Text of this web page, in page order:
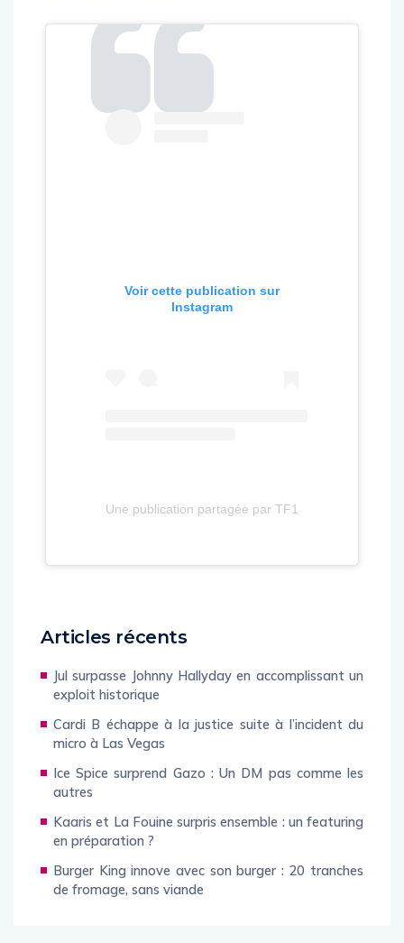
Voir cette publication sur
Instagram
Une publication partagée par TF1 (@tf1)
Articles récents
Jul surpasse Johnny Hallyday en accomplissant un
exploit historique
Cardi B échappe à la justice suite à l’incident du
micro à Las Vegas
Ice Spice surprend Gazo : Un DM pas comme les
autres
Kaaris et La Fouine surpris ensemble : un featuring
en préparation ?
Burger King innove avec son burger : 20 tranches
de fromage, sans viande